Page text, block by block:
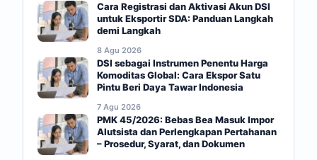
Cara Registrasi dan Aktivasi Akun DSI
untuk Eksportir SDA: Panduan Langkah
demi Langkah
8 Agu 2026
DSI sebagai Instrumen Penentu Harga
Komoditas Global: Cara Ekspor Satu
Pintu Beri Daya Tawar Indonesia
7 Agu 2026
PMK 45/2026: Bebas Bea Masuk Impor
Alutsista dan Perlengkapan Pertahanan
– Prosedur, Syarat, dan Dokumen